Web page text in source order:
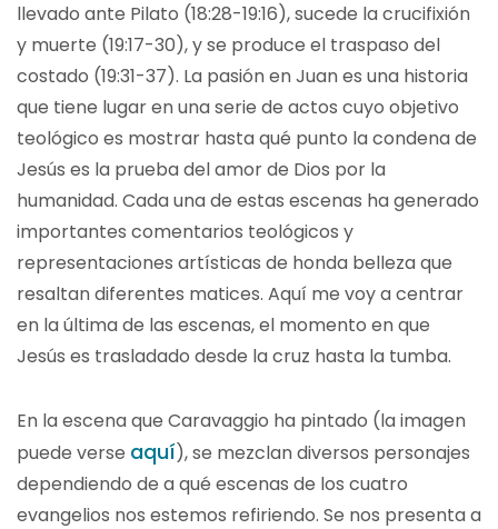
llevado ante Pilato (18:28-19:16), sucede la crucifixión
y muerte (19:17-30), y se produce el traspaso del
costado (19:31-37). La pasión en Juan es una historia
que tiene lugar en una serie de actos cuyo objetivo
teológico es mostrar hasta qué punto la condena de
Jesús es la prueba del amor de Dios por la
humanidad. Cada una de estas escenas ha generado
importantes comentarios teológicos y
representaciones artísticas de honda belleza que
resaltan diferentes matices. Aquí me voy a centrar
en la última de las escenas, el momento en que
Jesús es trasladado desde la cruz hasta la tumba.
En la escena que Caravaggio ha pintado (la imagen
puede verse aquí), se mezclan diversos personajes
dependiendo de a qué escenas de los cuatro
evangelios nos estemos refiriendo. Se nos presenta a